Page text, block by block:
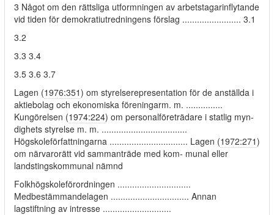
3 Något om den rättsliga utformningen av arbetstagarinflytande
vid tiden för demokratiutredningens förslag ........................ 3.1
3.2
3.3 3.4
3.5 3.6 3.7
Lagen (1976:351) om styrelserepresentation för de anställda i
aktiebolag och ekonomiska föreningarm. m. ...............
Kungörelsen (1974:224) om personalföreträdare i statlig myn-
dighets styrelse m. m. ...................................
Högskoleförfattningarna ................................ Lagen (1972:271)
om närvarorätt vid sammanträde med kom- munal eller
landstingskommunal nämnd
Folkhögskoleförordningen ..............................
Medbestämmandelagen ................................ Annan
lagstiftning av intresse ............................